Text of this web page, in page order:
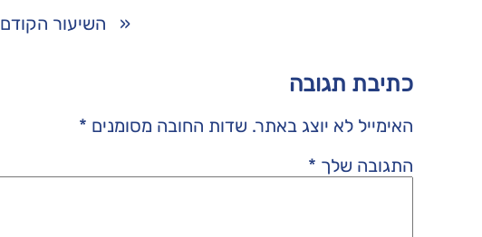
« השיעור הקודם
כתיבת תגובה
האימייל לא יוצג באתר. שדות החובה מסומנים *
התגובה שלך *